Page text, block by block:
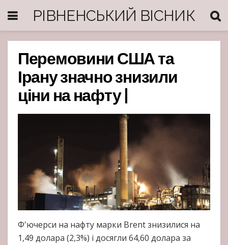
РІВНЕНСЬКИЙ ВІСНИК
Перемовини США та
Ірану значно знизили
ціни на нафту |
Ф'ючерси на нафту марки Brent знизилися на
1,49 долара (2,3%) і досягли 64,60 долара за